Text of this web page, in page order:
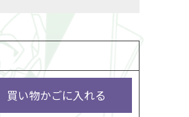
買い物かごに入れる